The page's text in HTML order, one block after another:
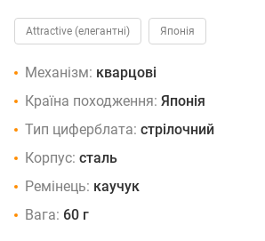
Attractive (елегантні) Японія
Механізм: кварцові
Країна походження: Японія
Тип циферблата: стрілочний
Корпус: сталь
Ремінець: каучук
Вага: 60 г